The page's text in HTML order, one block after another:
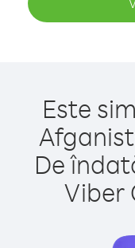
Este
De
Viber